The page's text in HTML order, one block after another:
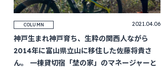
神戸生まれ神戸育ち、生粋の関西人ながら
2014年に富山県立山に移住した佐藤将貴さ
ん。 一棟貸切宿「埜の家」のマネージャーと
COLUMN 2021.04.06